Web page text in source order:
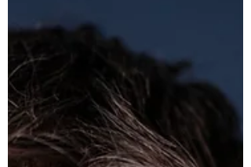
nicht weht, spricht man von der berühmten
“Dunkelflaute”. Tatsächlich benötigt
Deutschland zur Überbrückung von Perioden
mit wenig Sonne und Wind einen erheblichen
Ausbau der Speicherkapazitäten bzw. der
gesicherten Leistung. Wie groß ist das
Problem, und welche Lösungen gibt es? Im
Sommer liefern Solaranlagen bereits jetzt
enorm viel Strom - so viel, dass an der